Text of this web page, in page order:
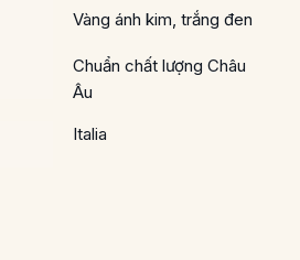
Vàng ánh kim, trắng đen
Chuẩn chất lượng Châu
Âu
Italia